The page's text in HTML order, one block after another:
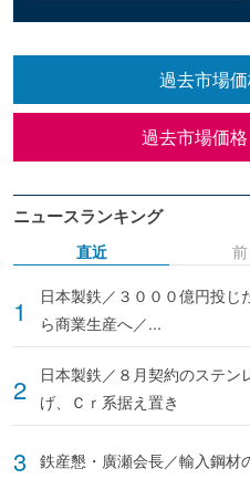
過去市場価
過去市場価格
ニュースランキング
直近
日本製鉄／３０００億円投
ら商業生産へ／...
日本製鉄／８月契約のステ
げ、Ｃｒ系据え置き
鉄産懇・廣瀬会長／輸入鋼材